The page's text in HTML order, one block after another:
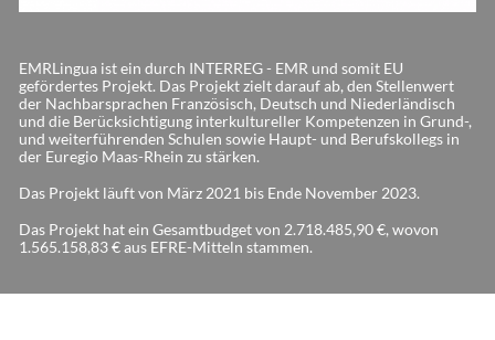
EMRLingua ist ein durch INTERREG - EMR und somit EU
gefördertes Projekt. Das Projekt zielt darauf ab, den Stellenwert
der Nachbarsprachen Französisch, Deutsch und Niederländisch
und die Berücksichtigung interkultureller Kompetenzen in Grund-,
und weiterführenden Schulen sowie Haupt- und Berufskollegs in
der Euregio Maas-Rhein zu stärken.
Das Projekt läuft von März 2021 bis Ende November 2023.
Das Projekt hat ein Gesamtbudget von 2.718.485,90 €, wovon
1.565.158,83 € aus EFRE-Mitteln stammen.